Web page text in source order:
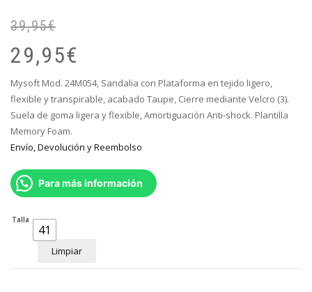
39,95€
29,95€
Mysoft Mod. 24M054, Sandalia con Plataforma en tejido ligero,
flexible y transpirable, acabado Taupe, Cierre mediante Velcro (3).
Suela de goma ligera y flexible, Amortiguación Anti-shock. Plantilla
Memory Foam.
Envío, Devolución y Reembolso
Para más información
Talla
41
Limpiar